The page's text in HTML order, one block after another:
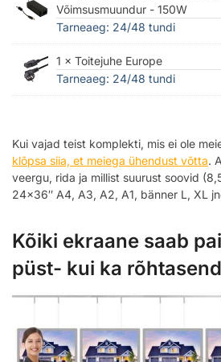
Võimsusmuundur - 150W
Tarneaeg: 24/48 tundi
1 × Toitejuhe Europe
Tarneaeg: 24/48 tundi
Kui vajad teist komplekti, mis ei ole
klõpsa siia, et meiega ühendust võtta.
veergu, rida ja millist suurust soovid
24×36″ A4, A3, A2, A1, bänner L, XL
Kõiki ekraane saab
püst- kui ka